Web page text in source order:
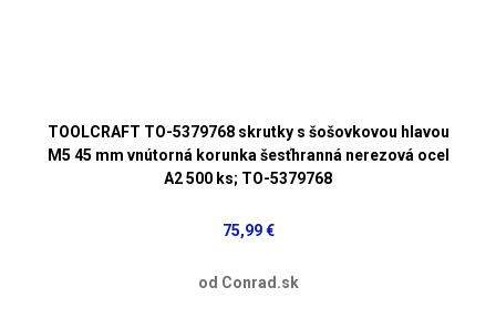
TOOLCRAFT TO-5379768 skrutky s šošovkovou hlavou
M5 45 mm vnútorná korunka šesťhranná nerezová ocel
A2 500 ks; TO-5379768
75,99 €
od Conrad.sk